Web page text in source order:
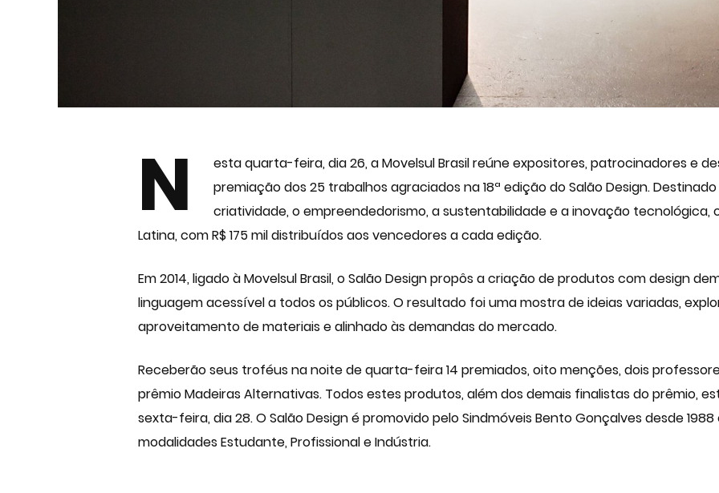
N
esta quarta-feira, dia 26, a Movelsul Brasil reúne expositores, patrocinadores e
premiação dos 25 trabalhos agraciados na 18ª edição do Salão Design.
criatividade, o empreendedorismo, a sustentabilidade e a inovação tecnológica,
Latina, com R$ 175 mil distribuídos aos vencedores a cada edição.
Em 2014, ligado à Movelsul Brasil, o Salão Design propôs a criação de produtos com design
linguagem acessível a todos os públicos. O resultado foi uma mostra de ideias variadas,
aproveitamento de materiais e alinhado às demandas do mercado.
Receberão seus troféus na noite de quarta-feira 14 premiados, oito menções, dois
prêmio Madeiras Alternativas. Todos estes produtos, além dos demais finalistas do prêmio,
sexta-feira, dia 28. O Salão Design é promovido pelo Sindmóveis Bento Gonçalves desde 1988
modalidades Estudante, Profissional e Indústria.